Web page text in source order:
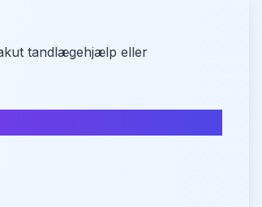
tandlægehjælp eller